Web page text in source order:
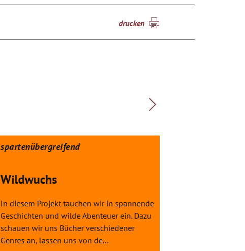
drucken
spartenübergreifend
Wildwuchs
In diesem Projekt tauchen wir in spannende
Geschichten und wilde Abenteuer ein. Dazu
schauen wir uns Bücher verschiedener
Genres an, lassen uns von de...